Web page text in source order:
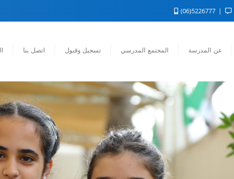
(06)5226777
اتصل بنا تسجيل وقبول المجتمع المدرسي عن المدرسة